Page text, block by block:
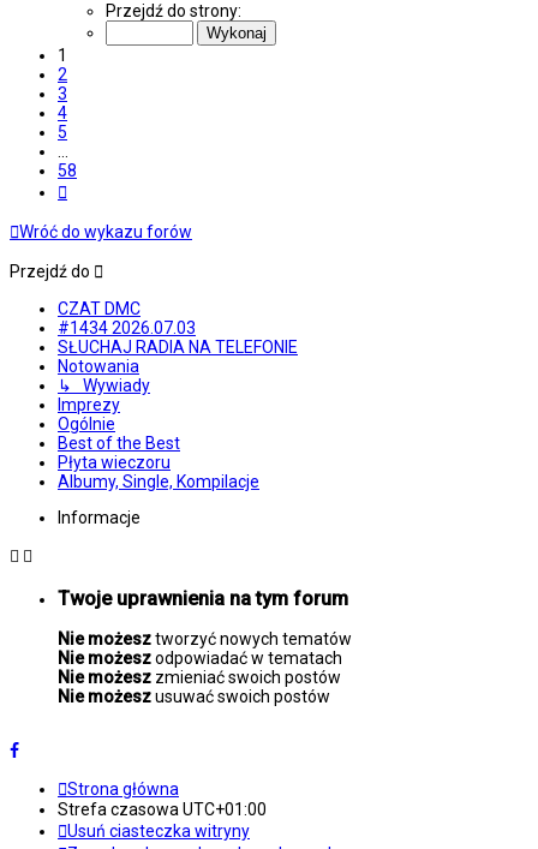
Przejdź do strony:
1
2
3
4
5
58
Wróć do wykazu forów
Przejdź do
CZAT DMC
#1434 2026.07.03
SŁUCHAJ RADIA NA TELEFONIE
Notowania
↳ Wywiady
Imprezy
Ogólnie
Best of the Best
Płyta wieczoru
Albumy, Single, Kompilacje
Informacje
Twoje uprawnienia na tym forum
Nie możesztworzyć nowych tematów
Nie możeszodpowiadać w tematach
Nie możesz zmieniać swoich postów
Nie możeszusuwać swoich postów
Strona główna
Strefa czasowa UTC+01:00
Usuń ciasteczka witryny